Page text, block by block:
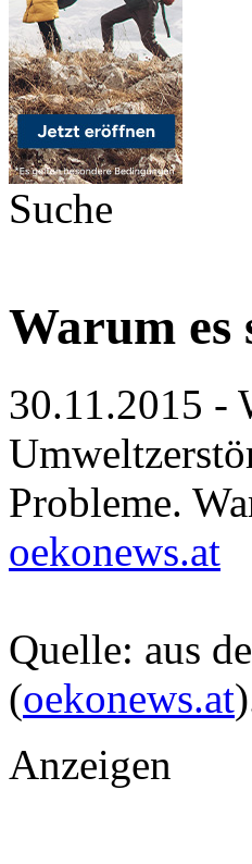
Suche
Warum es
30.11.2015 -
Probleme.
oekonews.at
Quelle: aus
(oekonews.at
Anzeigen